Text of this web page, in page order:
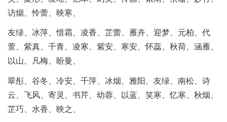
访烟、怜蕾、映寒、
友绿、冰萍、惜霜、凌香、芷蕾、雁卉、迎梦、元柏、代
萱、紫真、千青、凌寒、紫安、寒安、怀蕊、秋荷、涵雁、
以山、凡梅、盼曼、
翠彤、谷冬、冷安、千萍、冰烟、雅阳、友绿、南松、诗
云、飞风、寄灵、书芹、幼蓉、以蓝、笑寒、忆寒、秋烟、
芷巧、水香、映之、